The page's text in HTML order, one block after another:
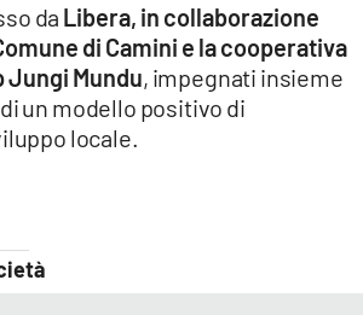
da Libera, in collaborazione
di Camini e la cooperativa
Mundu, impegnati insieme
un modello positivo di
locale.